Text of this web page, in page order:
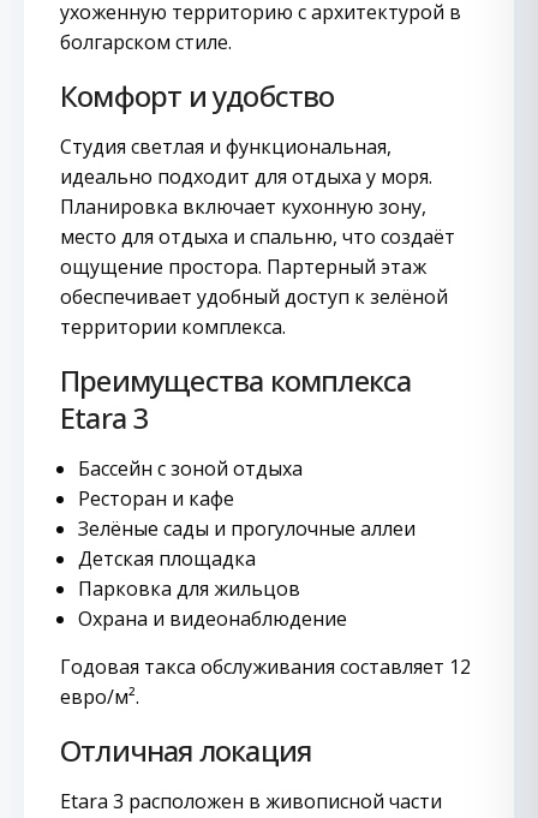
ухоженную территорию с архитектурой в
болгарском стиле.
Комфорт и удобство
Студия светлая и функциональная,
идеально подходит для отдыха у моря.
Планировка включает кухонную зону,
место для отдыха и спальню, что создаёт
ощущение простора. Партерный этаж
обеспечивает удобный доступ к зелёной
территории комплекса.
Преимущества комплекса
Etara 3
Бассейн с зоной отдыха
Ресторан и кафе
Зелёные сады и прогулочные аллеи
Детская площадка
Парковка для жильцов
Охрана и видеонаблюдение
Годовая такса обслуживания составляет 12
евро/м².
Отличная локация
Etara 3 расположен в живописной части